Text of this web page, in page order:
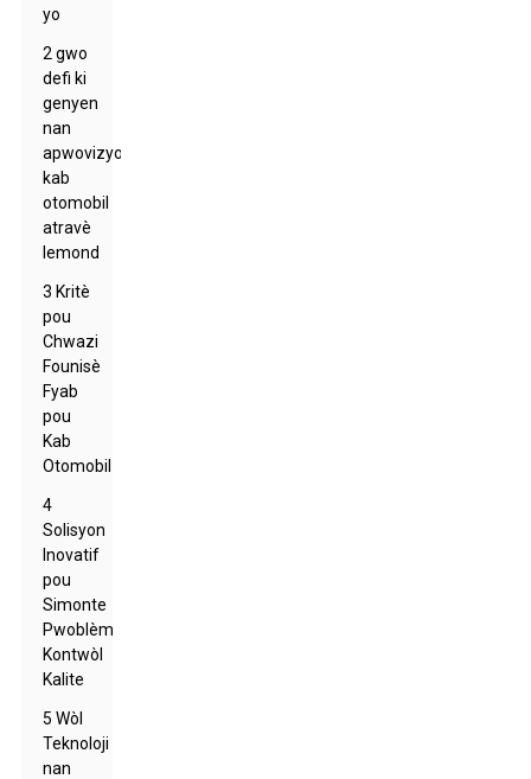
yo
2 gwo
defi ki
genyen
nan
apwovizyonman
kab
otomobil
atravè
lemond
3 Kritè
pou
Chwazi
Founisè
Fyab
pou
Kab
Otomobil
4
Solisyon
Inovatif
pou
Simonte
Pwoblèm
Kontwòl
Kalite
5 Wòl
Teknoloji
nan